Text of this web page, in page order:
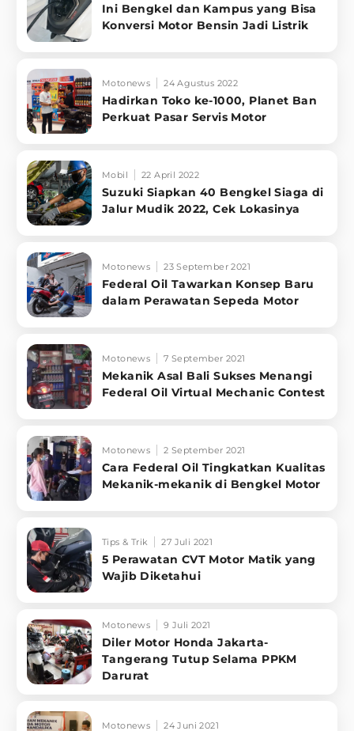
Ini Bengkel dan Kampus yang Bisa
Konversi Motor Bensin Jadi Listrik
Motonews 24 Agustus 2022
Hadirkan Toko ke-1000, Planet Ban
Perkuat Pasar Servis Motor
Mobil 22 April 2022
Suzuki Siapkan 40 Bengkel Siaga di
Jalur Mudik 2022, Cek Lokasinya
Motonews 23 September 2021
Federal Oil Tawarkan Konsep Baru
dalam Perawatan Sepeda Motor
Motonews 7 September 2021
Mekanik Asal Bali Sukses Menangi
Federal Oil Virtual Mechanic Contest
Motonews 2 September 2021
Cara Federal Oil Tingkatkan Kualitas
Mekanik-mekanik di Bengkel Motor
Tips & Trik 27 Juli 2021
5 Perawatan CVT Motor Matik yang
Wajib Diketahui
Motonews 9 Juli 2021
Diler Motor Honda Jakarta-
Tangerang Tutup Selama PPKM
Darurat
Motonews 24 Juni 2021